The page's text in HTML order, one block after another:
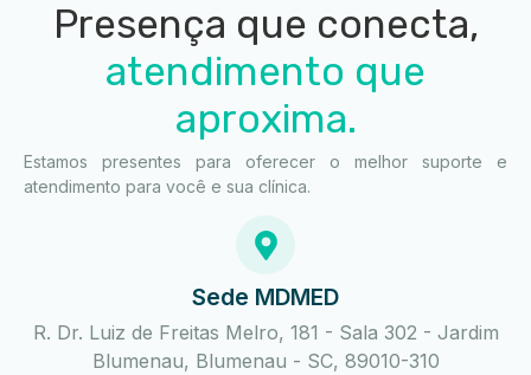
Presença que conecta,
atendimento que
aproxima.
Estamos presentes para oferecer o melhor suporte e
atendimento para você e sua clínica.
Sede MDMED
R. Dr. Luiz de Freitas Melro, 181 - Sala 302 - Jardim
Blumenau, Blumenau - SC, 89010-310